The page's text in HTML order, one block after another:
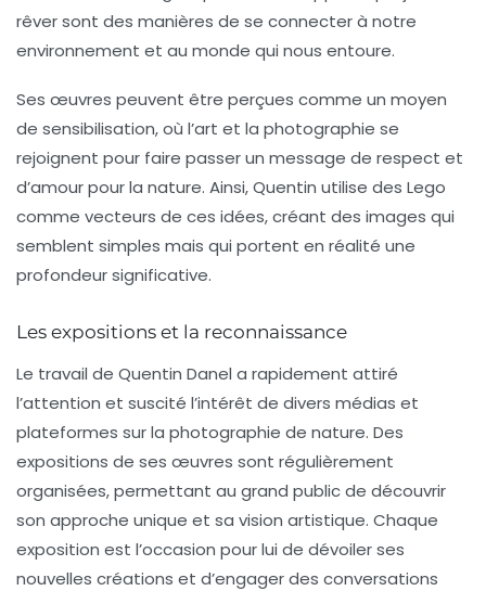
rêver sont des manières de se connecter à notre
environnement et au monde qui nous entoure.
Ses œuvres peuvent être perçues comme un moyen
de sensibilisation, où l’art et la photographie se
rejoignent pour faire passer un message de respect et
d’amour pour la nature. Ainsi, Quentin utilise des Lego
comme vecteurs de ces idées, créant des images qui
semblent simples mais qui portent en réalité une
profondeur significative.
Les expositions et la reconnaissance
Le travail de Quentin Danel a rapidement attiré
l’attention et suscité l’intérêt de divers médias et
plateformes sur la photographie de nature. Des
expositions de ses œuvres sont régulièrement
organisées, permettant au grand public de découvrir
son approche unique et sa vision artistique. Chaque
exposition est l’occasion pour lui de dévoiler ses
nouvelles créations et d’engager des conversations